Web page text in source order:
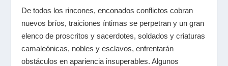
De todos los rincones, enconados conflictos cobran
nuevos bríos, traiciones íntimas se perpetran y un gran
elenco de proscritos y sacerdotes, soldados y criaturas
camaleónicas, nobles y esclavos, enfrentarán
obstáculos en apariencia insuperables. Algunos